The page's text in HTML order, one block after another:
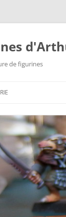
de figurines